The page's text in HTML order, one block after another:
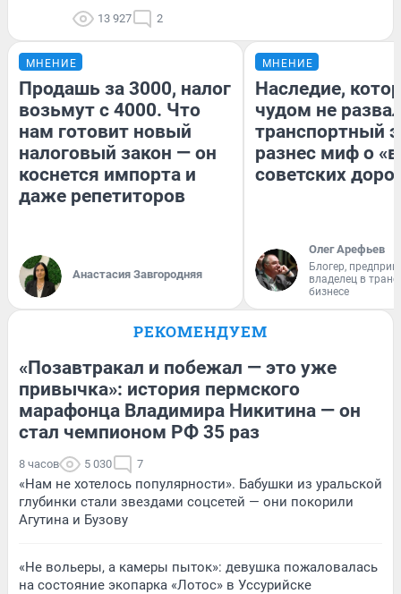
13 927 2
МНЕНИЕ
Продашь за 3000, налог
возьмут с 4000. Что
нам готовит новый
налоговый закон — он
коснется импорта и
даже репетиторов
Анастасия Завгородняя
МНЕНИЕ
Наследие,
чудом не
транспортный
разнес миф о
советских
Олег Арефьев
Блогер,
владелец в
бизнесе
РЕКОМЕНДУЕМ
«Позавтракал и побежал — это уже
привычка»: история пермского
марафонца Владимира Никитина — он
стал чемпионом РФ 35 раз
8 часов 5 030 7
«Нам не хотелось популярности». Бабушки из уральской
глубинки стали звездами соцсетей — они покорили
Агутина и Бузову
«Не вольеры, а камеры пыток»: девушка пожаловалась
на состояние экопарка «Лотос» в Уссурийске